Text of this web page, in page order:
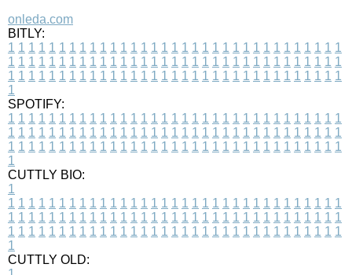
onleda.com
BITLY:
1 1 1 1 1 1 1 1 1 1 1 1 1 1 1 1 1 1 1 1 1 1 1 1 1 1 1 1 1 1 1 1 1
1 1 1 1 1 1 1 1 1 1 1 1 1 1 1 1 1 1 1 1 1 1 1 1 1 1 1 1 1 1 1 1 1
1 1 1 1 1 1 1 1 1 1 1 1 1 1 1 1 1 1 1 1 1 1 1 1 1 1 1 1 1 1 1 1 1
1
SPOTIFY:
1 1 1 1 1 1 1 1 1 1 1 1 1 1 1 1 1 1 1 1 1 1 1 1 1 1 1 1 1 1 1 1 1
1 1 1 1 1 1 1 1 1 1 1 1 1 1 1 1 1 1 1 1 1 1 1 1 1 1 1 1 1 1 1 1 1
1 1 1 1 1 1 1 1 1 1 1 1 1 1 1 1 1 1 1 1 1 1 1 1 1 1 1 1 1 1 1 1 1
1
CUTTLY BIO:
1
1 1 1 1 1 1 1 1 1 1 1 1 1 1 1 1 1 1 1 1 1 1 1 1 1 1 1 1 1 1 1 1 1
1 1 1 1 1 1 1 1 1 1 1 1 1 1 1 1 1 1 1 1 1 1 1 1 1 1 1 1 1 1 1 1 1
1 1 1 1 1 1 1 1 1 1 1 1 1 1 1 1 1 1 1 1 1 1 1 1 1 1 1 1 1 1 1 1 1
1
CUTTLY OLD: